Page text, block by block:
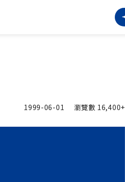
1999-06-01 瀏覽數 16,400+